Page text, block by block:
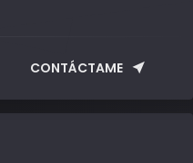
CONTÁCTAME